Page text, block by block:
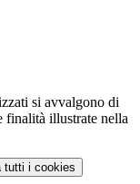
si avvalgono di
finalità illustrate nella
tutti i cookies